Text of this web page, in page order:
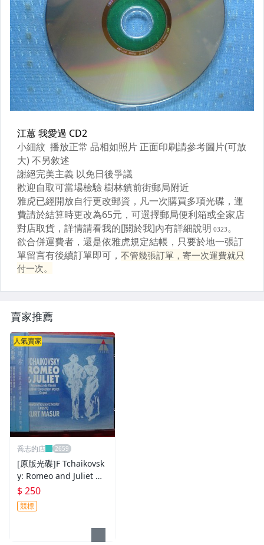
原版藍光遊戲光碟
PSP及其他原版遊戲光碟
藍光電影影片光碟
其他類光碟
XBOX遊戲光碟
旅遊書籍小說書刊
集郵
其它
賣家推薦
人氣賣家
喬志的店
[原版光碟]F Tchaikovsk
y: Romeo and Juliet M
ADE IN GERMANY
$ 250
競標